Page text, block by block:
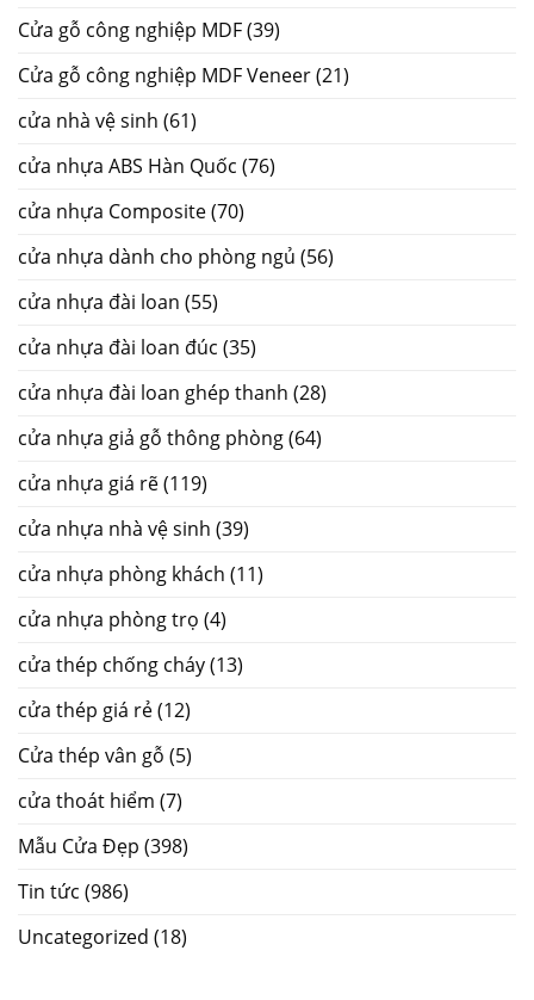
Cửa gỗ công nghiệp MDF(39)
Cửa gỗ công nghiệp MDF Veneer(21)
cửa nhà vệ sinh (61)
cửa nhựa ABS Hàn Quốc (76)
cửa nhựa Composite(70)
cửa nhựa dành cho phòng ngủ (56)
cửa nhựa đài loan (55)
cửa nhựa đài loan đúc (35)
cửa nhựa đài loan ghép thanh (28)
cửa nhựa giả gỗ thông phòng(64)
cửa nhựa giá rẽ(119)
cửa nhựa nhà vệ sinh (39)
cửa nhựa phòng khách (11)
cửa nhựa phòng trọ (4)
cửa thép chống cháy(13)
cửa thép giá rẻ(12)
Cửa thép vân gỗ (5)
cửa thoát hiểm (7)
Mẫu Cửa Đẹp (398)
Tin tức (986)
Uncategorized (18)